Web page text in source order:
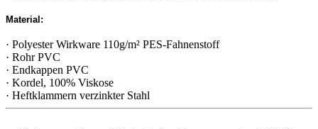
Material:
· Polyester Wirkware 110g/m² PES-Fahnenstoff
· Rohr PVC
· Endkappen PVC
· Kordel, 100% Viskose
· Heftklammern verzinkter Stahl